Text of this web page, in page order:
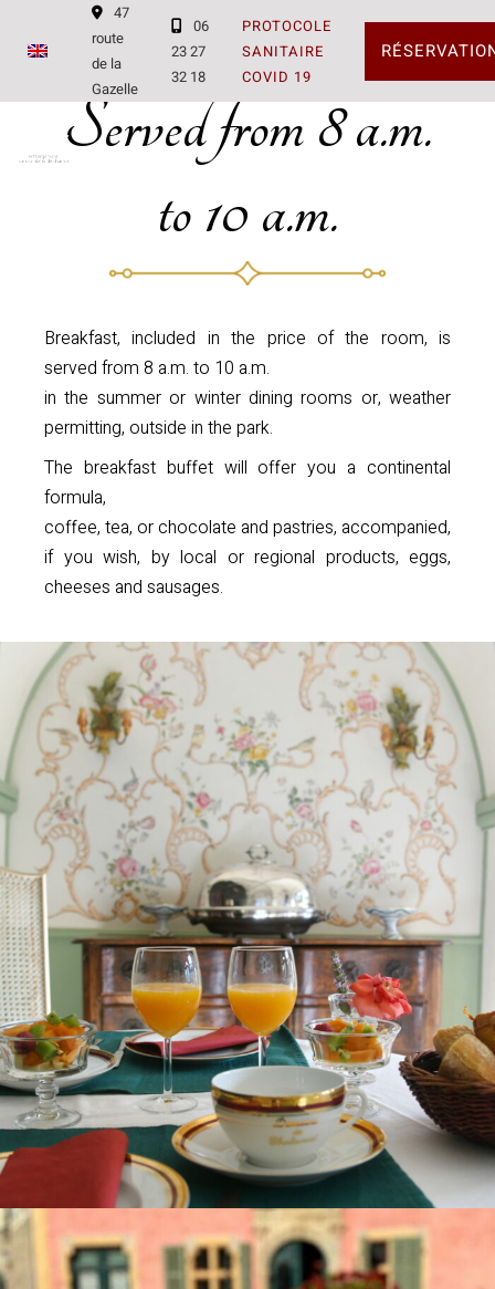
47
route
de la
Gazelle
06
23 27
32 18
PROTOCOLE
SANITAIRE
COVID 19
Served from 8 a.m.
to 10 a.m.
Breakfast, included in the price of the room, is
served from 8 a.m. to 10 a.m.
in the summer or winter dining rooms or, weather
permitting, outside in the park.
The breakfast buffet will offer you a continental
formula,
coffee, tea, or chocolate and pastries, accompanied,
if you wish, by local or regional products, eggs,
cheeses and sausages.